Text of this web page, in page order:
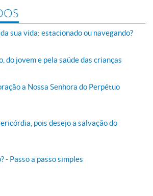
sua vida: estacionado ou navegando?
do jovem e pela saúde das crianças
a Nossa Senhora do Perpétuo
pois desejo a salvação do
- Passo a passo simples